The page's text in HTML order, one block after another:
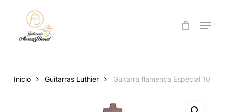
Menu
Inicio Guitarras Luthier Guitarra flamenca Especial 10
Close